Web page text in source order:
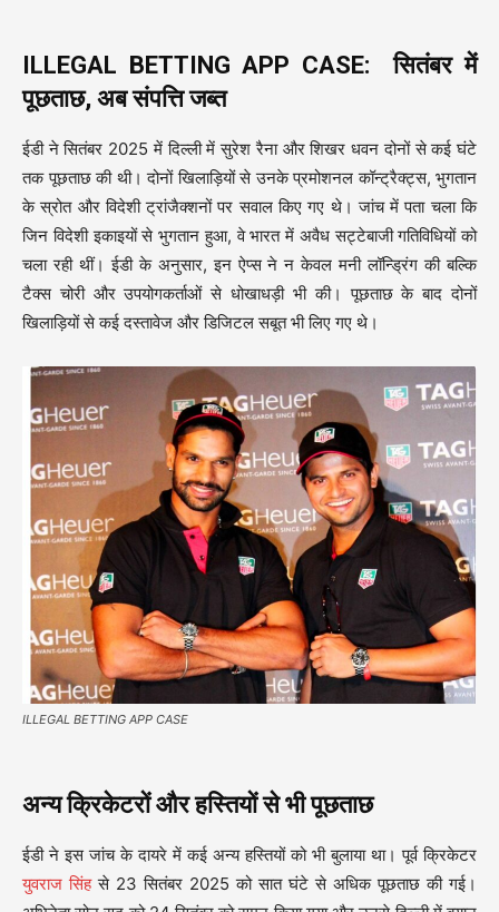
ILLEGAL BETTING APP CASE: सितंबर में
पूछताछ, अब संपत्ति जब्त
ईडी ने सितंबर 2025 में दिल्ली में सुरेश रैना और शिखर धवन दोनों से कई घंटे
तक पूछताछ की थी। दोनों खिलाड़ियों से उनके प्रमोशनल कॉन्ट्रैक्ट्स, भुगतान
के स्रोत और विदेशी ट्रांजैक्शनों पर सवाल किए गए थे। जांच में पता चला कि
जिन विदेशी इकाइयों से भुगतान हुआ, वे भारत में अवैध सट्टेबाजी गतिविधियों को
चला रही थीं। ईडी के अनुसार, इन ऐप्स ने न केवल मनी लॉन्ड्रिंग की बल्कि
टैक्स चोरी और उपयोगकर्ताओं से धोखाधड़ी भी की। पूछताछ के बाद दोनों
खिलाड़ियों से कई दस्तावेज और डिजिटल सबूत भी लिए गए थे।
ILLEGAL BETTING APP CASE
अन्य क्रिकेटरों और हस्तियों से भी पूछताछ
ईडी ने इस जांच के दायरे में कई अन्य हस्तियों को भी बुलाया था। पूर्व क्रिकेटर
युवराज सिंहसे 23 सितंबर 2025 को सात घंटे से अधिक पूछताछ की गई।